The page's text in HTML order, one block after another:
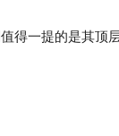
得一提的是其顶